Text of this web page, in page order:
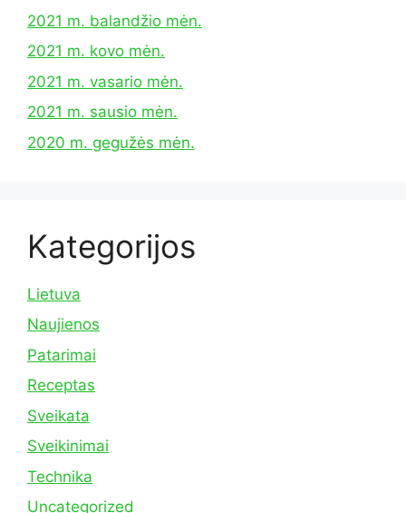
2021 m. balandžio mėn.
2021 m. kovo mėn.
2021 m. vasario mėn.
2021 m. sausio mėn.
2020 m. gegužės mėn.
Kategorijos
Lietuva
Naujienos
Patarimai
Receptas
Sveikata
Sveikinimai
Technika
Uncategorized